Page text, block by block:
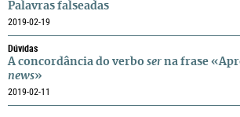
Palavras falseadas
2019-02-19
Dúvidas
A concordância do verbo ser na frase
news»
2019-02-11